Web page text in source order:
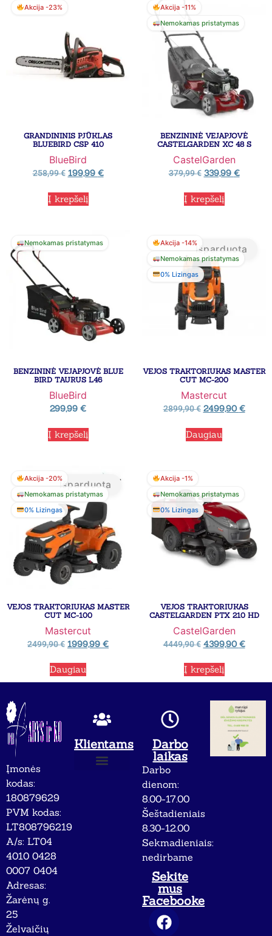
Akcija -23%
GRANDININIS PJŪKLAS
BLUEBIRD CSP 410
BlueBird
258,99€ 199,99 €
Į krepšelį
Akcija -11%
Nemokamas pristatymas
BENZININĖ VEJAPJOVĖ
CASTELGARDEN XC 48 S
CastelGarden
379,99€ 339,99 €
Į krepšelį
Nemokamas pristatymas
BENZININĖ VEJAPJOVĖ BLUE
BIRD TAURUS L46
BlueBird
299,99 €
Į krepšelį
Akcija -14%
Nemokamas pristatymas
0% Lizingas
Išparduota
VEJOS TRAKTORIUKAS MASTER
CUT MC-200
Mastercut
2899,90€ 2499,90€
Daugiau
Akcija -20%
Nemokamas pristatymas
0% Lizingas
Išparduota
VEJOS TRAKTORIUKAS MASTER
CUT MC-100
Mastercut
2499,90€ 1999,99 €
Daugiau
Akcija -1%
Nemokamas pristatymas
0% Lizingas
VEJOS TRAKTORIUKAS
CASTELGARDEN PTX 210 HD
CastelGarden
4449,90€ 4399,90€
Į krepšelį
Įmonės
kodas:
180879629
PVM kodas:
LT808796219
A/s: LT04
4010 0428
0007 0404
Adresas:
Žarėnų g.
25
Želvaičių
Klientams
Darbo
laikas
Darbo
dienom:
8.00-17.00
Šeštadieniais
8.30-12.00
Sekmadieniais:
nedirbame
Sekite
mus
Facebooke